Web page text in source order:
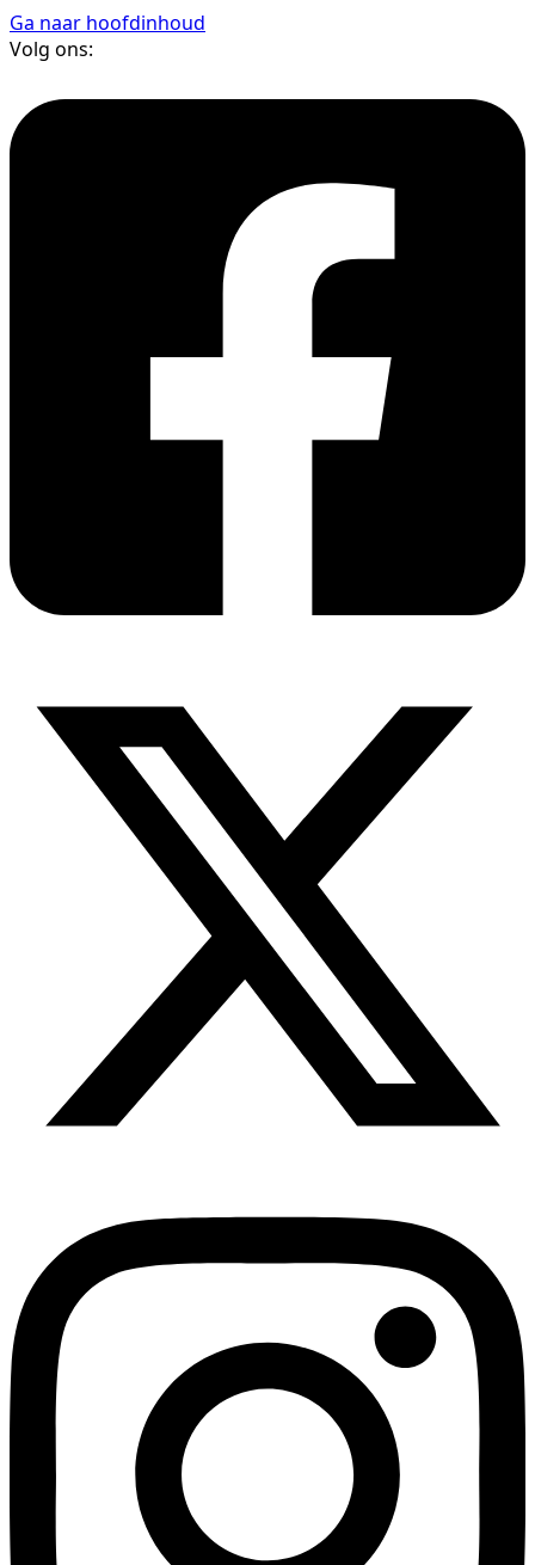
Ga naar hoofdinhoud
Volg ons: